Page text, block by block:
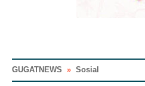
GUGATNEWS » Sosial